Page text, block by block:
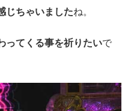
じちゃいましたね。
ってくる事を祈りたいで